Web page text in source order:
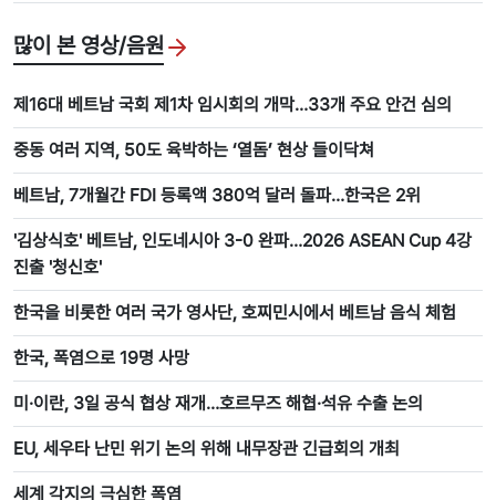
많이 본 영상/음원
제16대 베트남 국회 제1차 임시회의 개막…33개 주요 안건 심의
중동 여러 지역, 50도 육박하는 ‘열돔’ 현상 들이닥쳐
베트남, 7개월간 FDI 등록액 380억 달러 돌파…한국은 2위
'김상식호' 베트남, 인도네시아 3-0 완파…2026 ASEAN Cup 4강
진출 '청신호'
한국을 비롯한 여러 국가 영사단, 호찌민시에서 베트남 음식 체험
한국, 폭염으로 19명 사망
미·이란, 3일 공식 협상 재개…호르무즈 해협·석유 수출 논의
EU, 세우타 난민 위기 논의 위해 내무장관 긴급회의 개최
세계 각지의 극심한 폭염